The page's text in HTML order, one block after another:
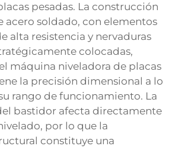
pesadas. La construcción
acero soldado, con elementos
alta resistencia y nervaduras
colocadas,
máquina niveladora de placas
la precisión dimensional a lo
rango de funcionamiento. La
bastidor afecta directamente
por lo que la
constituye una